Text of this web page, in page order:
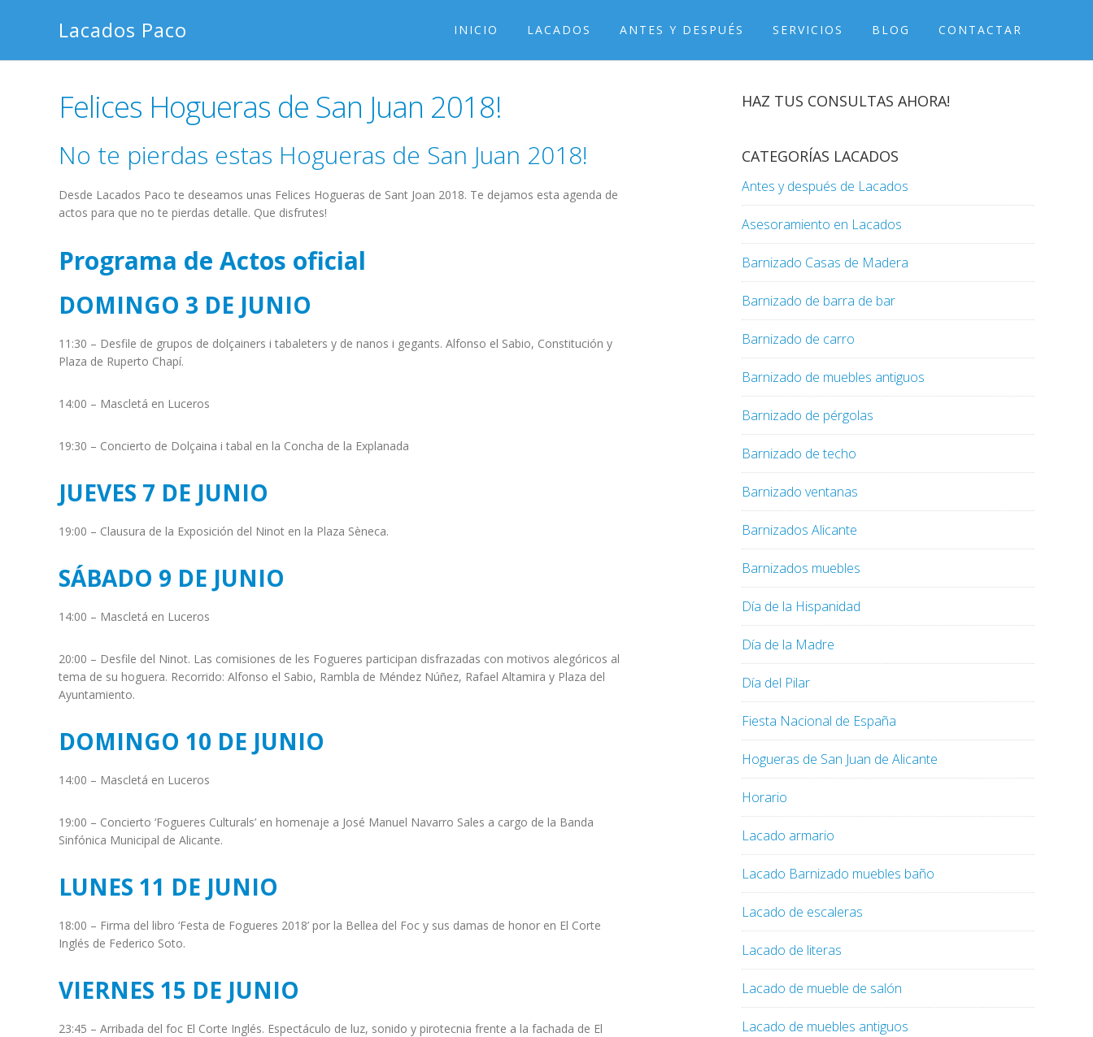
la
principal
contenido
la
principal
pie
Lacados Paco INICIO LACADOS ANTES Y DESPUÉS SERVICIOS BLOG CONTACTAR
Felices Hogueras de San Juan 2018!
No te pierdas estas Hogueras de San Juan 2018!
Desde Lacados Paco te deseamos unas Felices Hogueras de Sant Joan 2018. Te dejamos esta agenda de
actos para que no te pierdas detalle. Que disfrutes!
Programa de Actos oficial
DOMINGO 3 DE JUNIO
11:30 – Desfile de grupos de dolçainers i tabaleters y de nanos i gegants. Alfonso el Sabio, Constitución y
Plaza de Ruperto Chapí.
14:00 – Mascletá en Luceros
19:30 – Concierto de Dolçaina i tabal en la Concha de la Explanada
JUEVES 7 DE JUNIO
19:00 – Clausura de la Exposición del Ninot en la Plaza Sèneca.
SÁBADO 9 DE JUNIO
14:00 – Mascletá en Luceros
20:00 – Desfile del Ninot. Las comisiones de les Fogueres participan disfrazadas con motivos alegóricos al
tema de su hoguera. Recorrido: Alfonso el Sabio, Rambla de Méndez Núñez, Rafael Altamira y Plaza del
Ayuntamiento.
DOMINGO 10 DE JUNIO
14:00 – Mascletá en Luceros
19:00 – Concierto ‘Fogueres Culturals’ en homenaje a José Manuel Navarro Sales a cargo de la Banda
Sinfónica Municipal de Alicante.
LUNES 11 DE JUNIO
18:00 – Firma del libro ‘Festa de Fogueres 2018’ por la Bellea del Foc y sus damas de honor en El Corte
Inglés de Federico Soto.
VIERNES 15 DE JUNIO
23:45 – Arribada del foc El Corte Inglés. Espectáculo de luz, sonido y pirotecnia frente a la fachada de El
HAZ TUS CONSULTAS AHORA!
CATEGORÍAS LACADOS
Antes y después de Lacados
Asesoramiento en Lacados
Barnizado Casas de Madera
Barnizado de barra de bar
Barnizado de carro
Barnizado de muebles antiguos
Barnizado de pérgolas
Barnizado de techo
Barnizado ventanas
Barnizados Alicante
Barnizados muebles
Día de la Hispanidad
Día de la Madre
Día del Pilar
Fiesta Nacional de España
Hogueras de San Juan de Alicante
Horario
Lacado armario
Lacado Barnizado muebles baño
Lacado de escaleras
Lacado de literas
Lacado de mueble de salón
Lacado de muebles antiguos